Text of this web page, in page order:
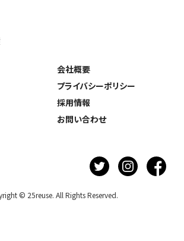
会社概要
プライバシーポリシー
採用情報
お問い合わせ
© 25reuse. All Rights Reserved.